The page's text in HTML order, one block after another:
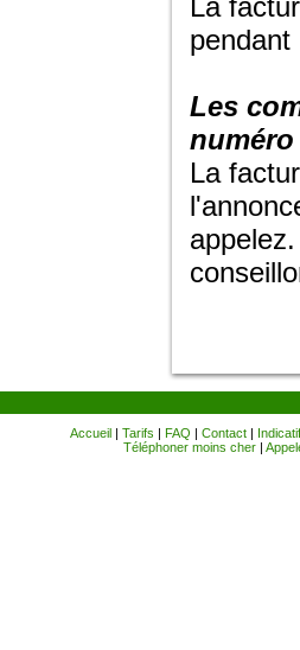
La
Les
La
Accueil | Tarifs | FAQ | Contact | Indicatif
Téléphoner moins cher|